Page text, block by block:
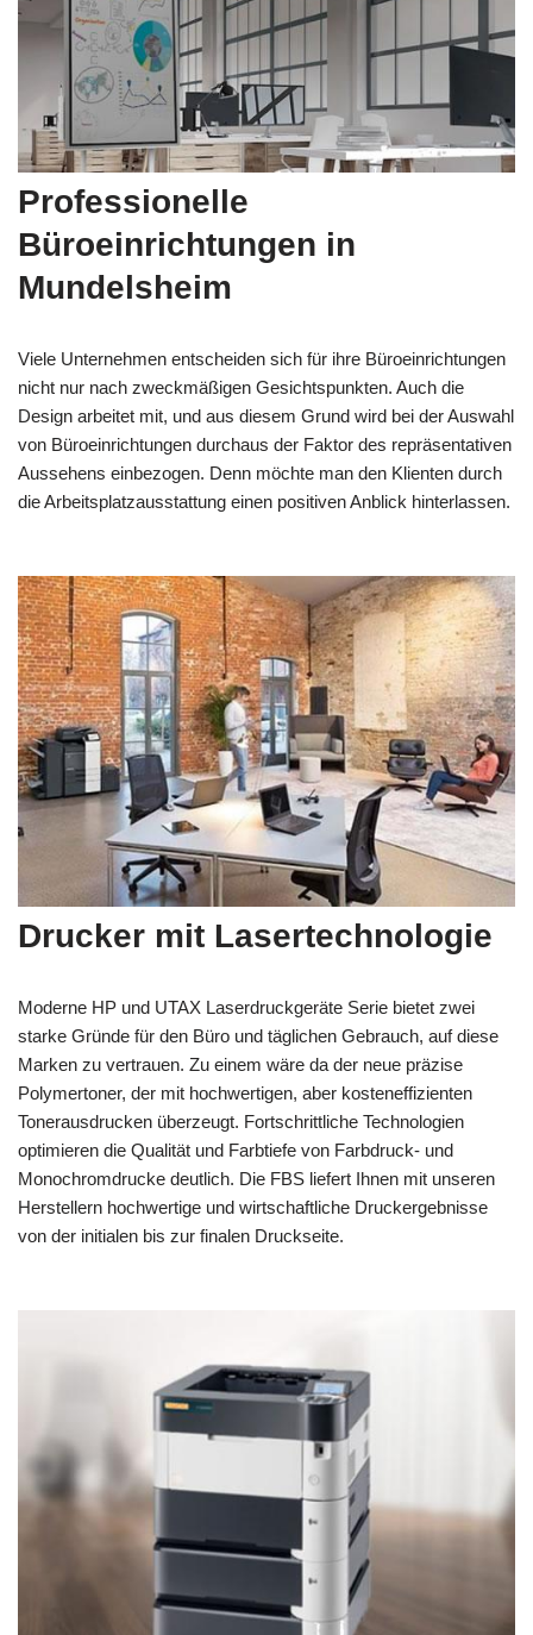
Professionelle
Büroeinrichtungen in
Mundelsheim
Viele Unternehmen entscheiden sich für ihre Büroeinrichtungen
nicht nur nach zweckmäßigen Gesichtspunkten. Auch die
Design arbeitet mit, und aus diesem Grund wird bei der Auswahl
von Büroeinrichtungen durchaus der Faktor des repräsentativen
Aussehens einbezogen. Denn möchte man den Klienten durch
die Arbeitsplatzausstattung einen positiven Anblick hinterlassen.
Drucker mit Lasertechnologie
Moderne HP und UTAX Laserdruckgeräte Serie bietet zwei
starke Gründe für den Büro und täglichen Gebrauch, auf diese
Marken zu vertrauen. Zu einem wäre da der neue präzise
Polymertoner, der mit hochwertigen, aber kosteneffizienten
Tonerausdrucken überzeugt. Fortschrittliche Technologien
optimieren die Qualität und Farbtiefe von Farbdruck- und
Monochromdrucke deutlich. Die FBS liefert Ihnen mit unseren
Herstellern hochwertige und wirtschaftliche Druckergebnisse
von der initialen bis zur finalen Druckseite.